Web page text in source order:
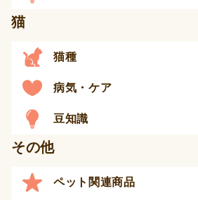
猫
猫種
病気・ケア
豆知識
その他
ペット関連商品